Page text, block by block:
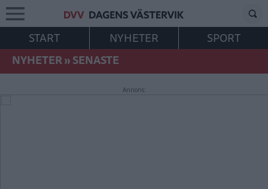
START NYHETER
SPORT
NYHETER»SENASTE
Annons: